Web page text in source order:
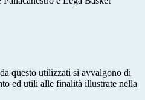
questo utilizzati si avvalgono di
ed utili alle finalità illustrate nella